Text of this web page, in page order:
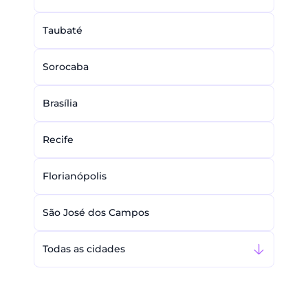
Taubaté
Sorocaba
Brasília
Recife
Florianópolis
São José dos Campos
Todas as cidades